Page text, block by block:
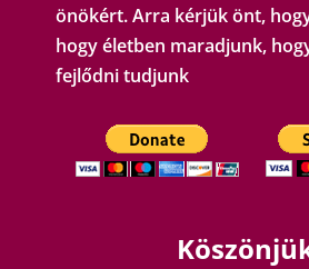
önökért. Arra kérjük önt,
hogy életben maradjunk,
fejlődni tudjunk